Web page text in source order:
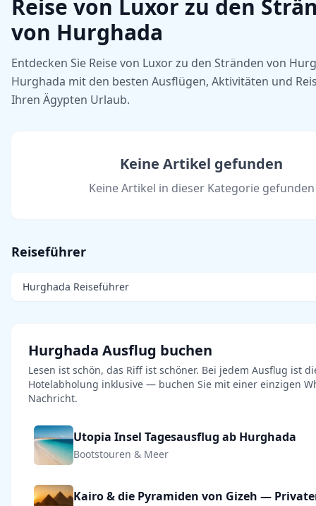
Reise von Luxor zu den
von Hurghada
Entdecken Sie Reise von Luxor zu den Stränden von
Hurghada mit den besten Ausflügen, Aktivitäten und
Ihren Ägypten Urlaub.
Keine Artikel gefunden
Keine Artikel in dieser Kategorie gefunden
Reiseführer
Hurghada Reiseführer
Hurghada Ausflug buchen
Lesen ist schön, das Riff ist schöner. Bei jedem Ausflug ist
Hotelabholung inklusive — buchen Sie mit einer einzigen
Nachricht.
Utopia Insel Tagesausflug ab Hurghada
Bootstouren & Meer